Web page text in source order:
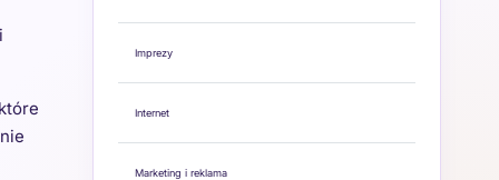
Imprezy
Internet
Marketing i reklama